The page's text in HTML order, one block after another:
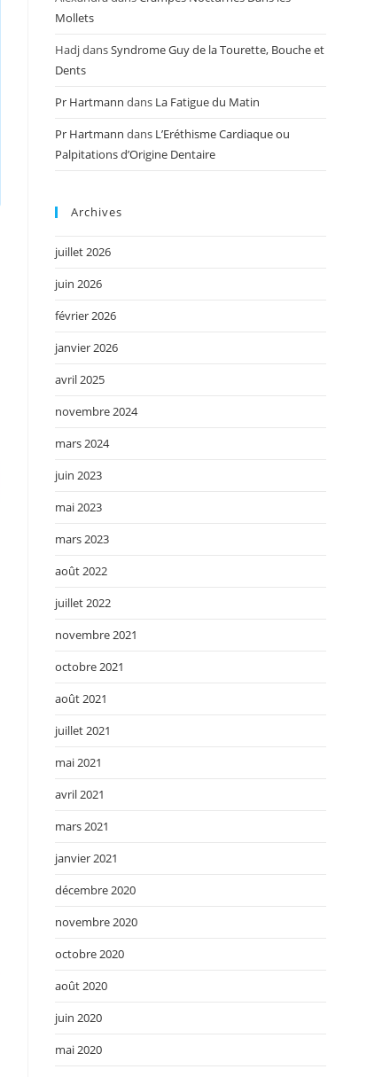
Mollets
HadjdansSyndrome Guy de la Tourette, Bouche et
Dents
Pr Hartmann dans La Fatigue du Matin
Pr Hartmann dans L’Eréthisme Cardiaque ou
Palpitations d’Origine Dentaire
Archives
juillet 2026
juin 2026
février 2026
janvier 2026
avril 2025
novembre 2024
mars 2024
juin 2023
mai 2023
mars 2023
août 2022
juillet 2022
novembre 2021
octobre 2021
août 2021
juillet 2021
mai 2021
avril 2021
mars 2021
janvier 2021
décembre 2020
novembre 2020
octobre 2020
août 2020
juin 2020
mai 2020